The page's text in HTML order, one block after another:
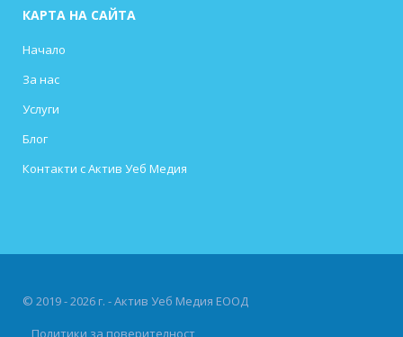
КАРТА НА САЙТА
Начало
За нас
Услуги
Блог
Контакти с Актив Уеб Медия
© 2019 - 2026 г. - Актив Уеб Медия ЕООД
Политики за поверителност